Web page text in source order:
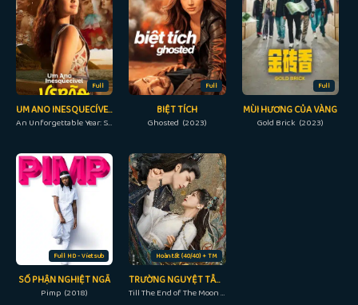
Full
UM ANO INESQUECÍVEL: VERÃO
An Unforgettable Year: Summer (2023)
Full
BIỆT TÍCH
Ghosted (2023)
Full
MÙI HƯƠNG CỦA VÀNG
Gold Brick (2023)
Full HD - Vietsub
SỐ PHẬN NGHIỆT NGÃ
Pimp (2018)
Hoàn tất (40/40) + TM
TRƯỜNG NGUYỆT TẪN MINH
Till The End of The Moon (2023)